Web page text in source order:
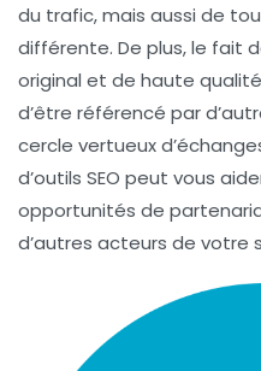
du trafic, mais aussi de
différente. De plus, le fait
original et de haute
d’être référencé par
cercle vertueux
d’outils SEO peut vous
opportunités de
d’autres acteurs de votre